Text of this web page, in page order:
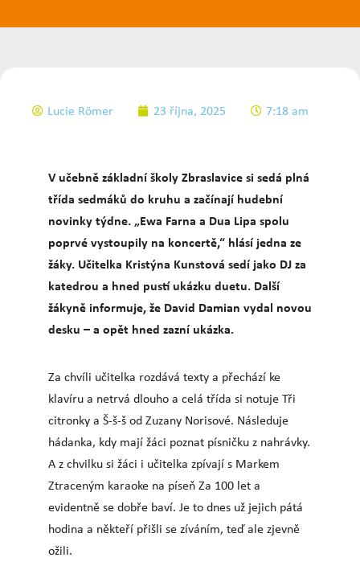
Lucie Römer 23 října, 2025 7:18 am
V učebně základní školy Zbraslavice si sedá plná
třída sedmáků do kruhu a začínají hudební
novinky týdne. „Ewa Farna a Dua Lipa spolu
poprvé vystoupily na koncertě,“ hlásí jedna ze
žáky. Učitelka Kristýna Kunstová sedí jako DJ za
katedrou a hned pustí ukázku duetu. Další
žákyně informuje, že David Damian vydal novou
desku – a opět hned zazní ukázka.
Za chvíli učitelka rozdává texty a přechází ke
klavíru a netrvá dlouho a celá třída si notuje Tři
citronky a Š-š-š od Zuzany Norisové. Následuje
hádanka, kdy mají žáci poznat písničku z nahrávky.
A z chvilku si žáci i učitelka zpívají s Markem
Ztraceným karaoke na píseň Za 100 let a
evidentně se dobře baví. Je to dnes už jejich pátá
hodina a někteří přišli se zíváním, teď ale zjevně
ožili.